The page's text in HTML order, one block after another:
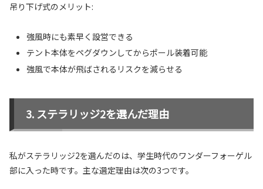
吊り下げ式のメリット:
強風時にも素早く設営できる
テント本体をペグダウンしてからポール装着可能
強風で本体が飛ばされるリスクを減らせる
ステラリッジ2を選んだ理由
私がステラリッジ2を選んだのは、学生時代のワンダーフォーゲル
部に入った時です。主な選定理由は次の3つです。